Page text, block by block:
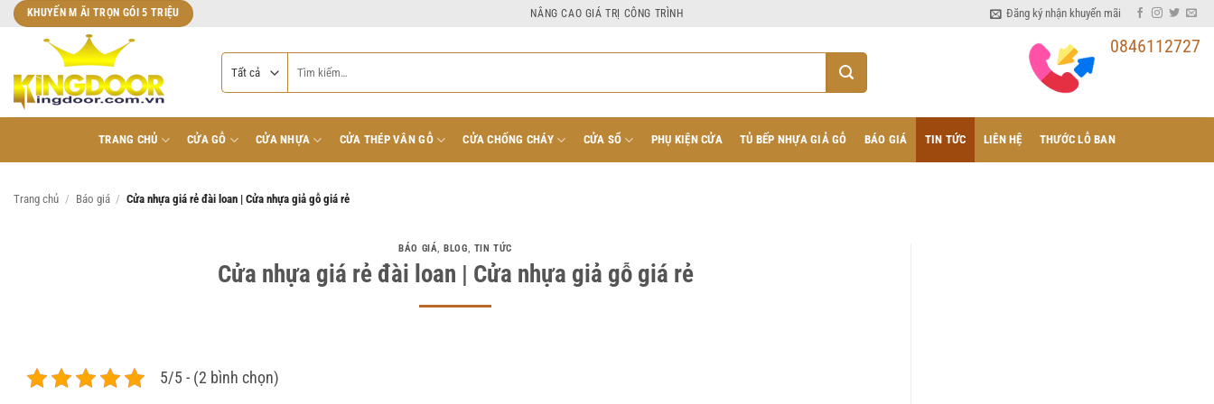
Bỏ
dung
KHUYẾN M ÃI TRỌN GÓI 5 TRIỆU NÂNG CAO GIÁ TRỊ CÔNG TRÌNH Đăng ký nhận khuyến mãi
kiếm:
0846112727
TRANG CHỦ CỬA GỖ CỬA NHỰA CỬA THÉP VÂN GỖ CỬA CHỐNG CHÁY CỬA SỔ PHỤ KIỆN CỬA TỦ BẾP NHỰA GIẢ GỖ BÁO GIÁ TIN TỨC LIÊN HỆ THƯỚC LỖ BAN
Trang chủ / Báo giá / Cửa nhựa giá rẻ đài loan | Cửa nhựa giả gỗ giá rẻ
BÁO GIÁ,BLOG, TIN TỨC
Cửa nhựa giá rẻ đài loan | Cửa nhựa giả gỗ giá rẻ
5/5 - (2 bình chọn)